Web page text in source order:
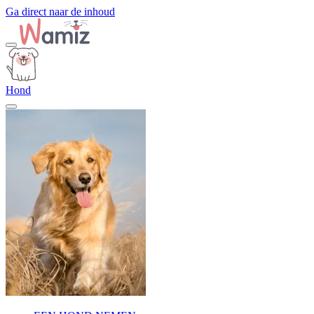
Ga direct naar de inhoud
Hond